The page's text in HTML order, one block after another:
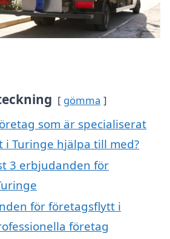
gömma
som är specialiserat
i Turinge hjälpa till med?
3 erbjudanden för
för företagsflytt i
företag